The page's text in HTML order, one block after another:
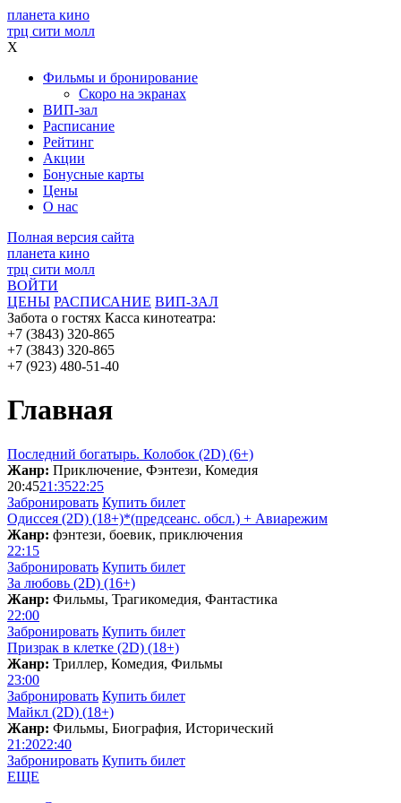
планета кино
трц сити молл
X
Фильмы и бронирование
Скоро на экранах
ВИП-зал
Расписание
Рейтинг
Акции
Бонусные карты
Цены
О нас
Полная версия сайта
планета кино
трц сити молл
ВОЙТИ
ЦЕНЫ РАСПИСАНИЕ ВИП-ЗАЛ
Забота о гостях Касса кинотеатра:
+7 (3843) 320-865
+7 (3843) 320-865
+7 (923) 480-51-40
Главная
Последний богатырь. Колобок (2D) (6+)
Жанр: Приключение, Фэнтези, Комедия
20:4521:3522:25
Забронировать Купить билет
Одиссея (2D) (18+)*(предсеанс. обсл.) + Aвиарежим
Жанр: фэнтези, боевик, приключения
22:15
Забронировать Купить билет
За любовь (2D) (16+)
Жанр: Фильмы, Трагикомедия, Фантастика
22:00
Забронировать Купить билет
Призрак в клетке (2D) (18+)
Жанр: Триллер, Комедия, Фильмы
23:00
Забронировать Купить билет
Майкл (2D) (18+)
Жанр: Фильмы, Биография, Исторический
21:2022:40
Забронировать Купить билет
ЕЩЕ